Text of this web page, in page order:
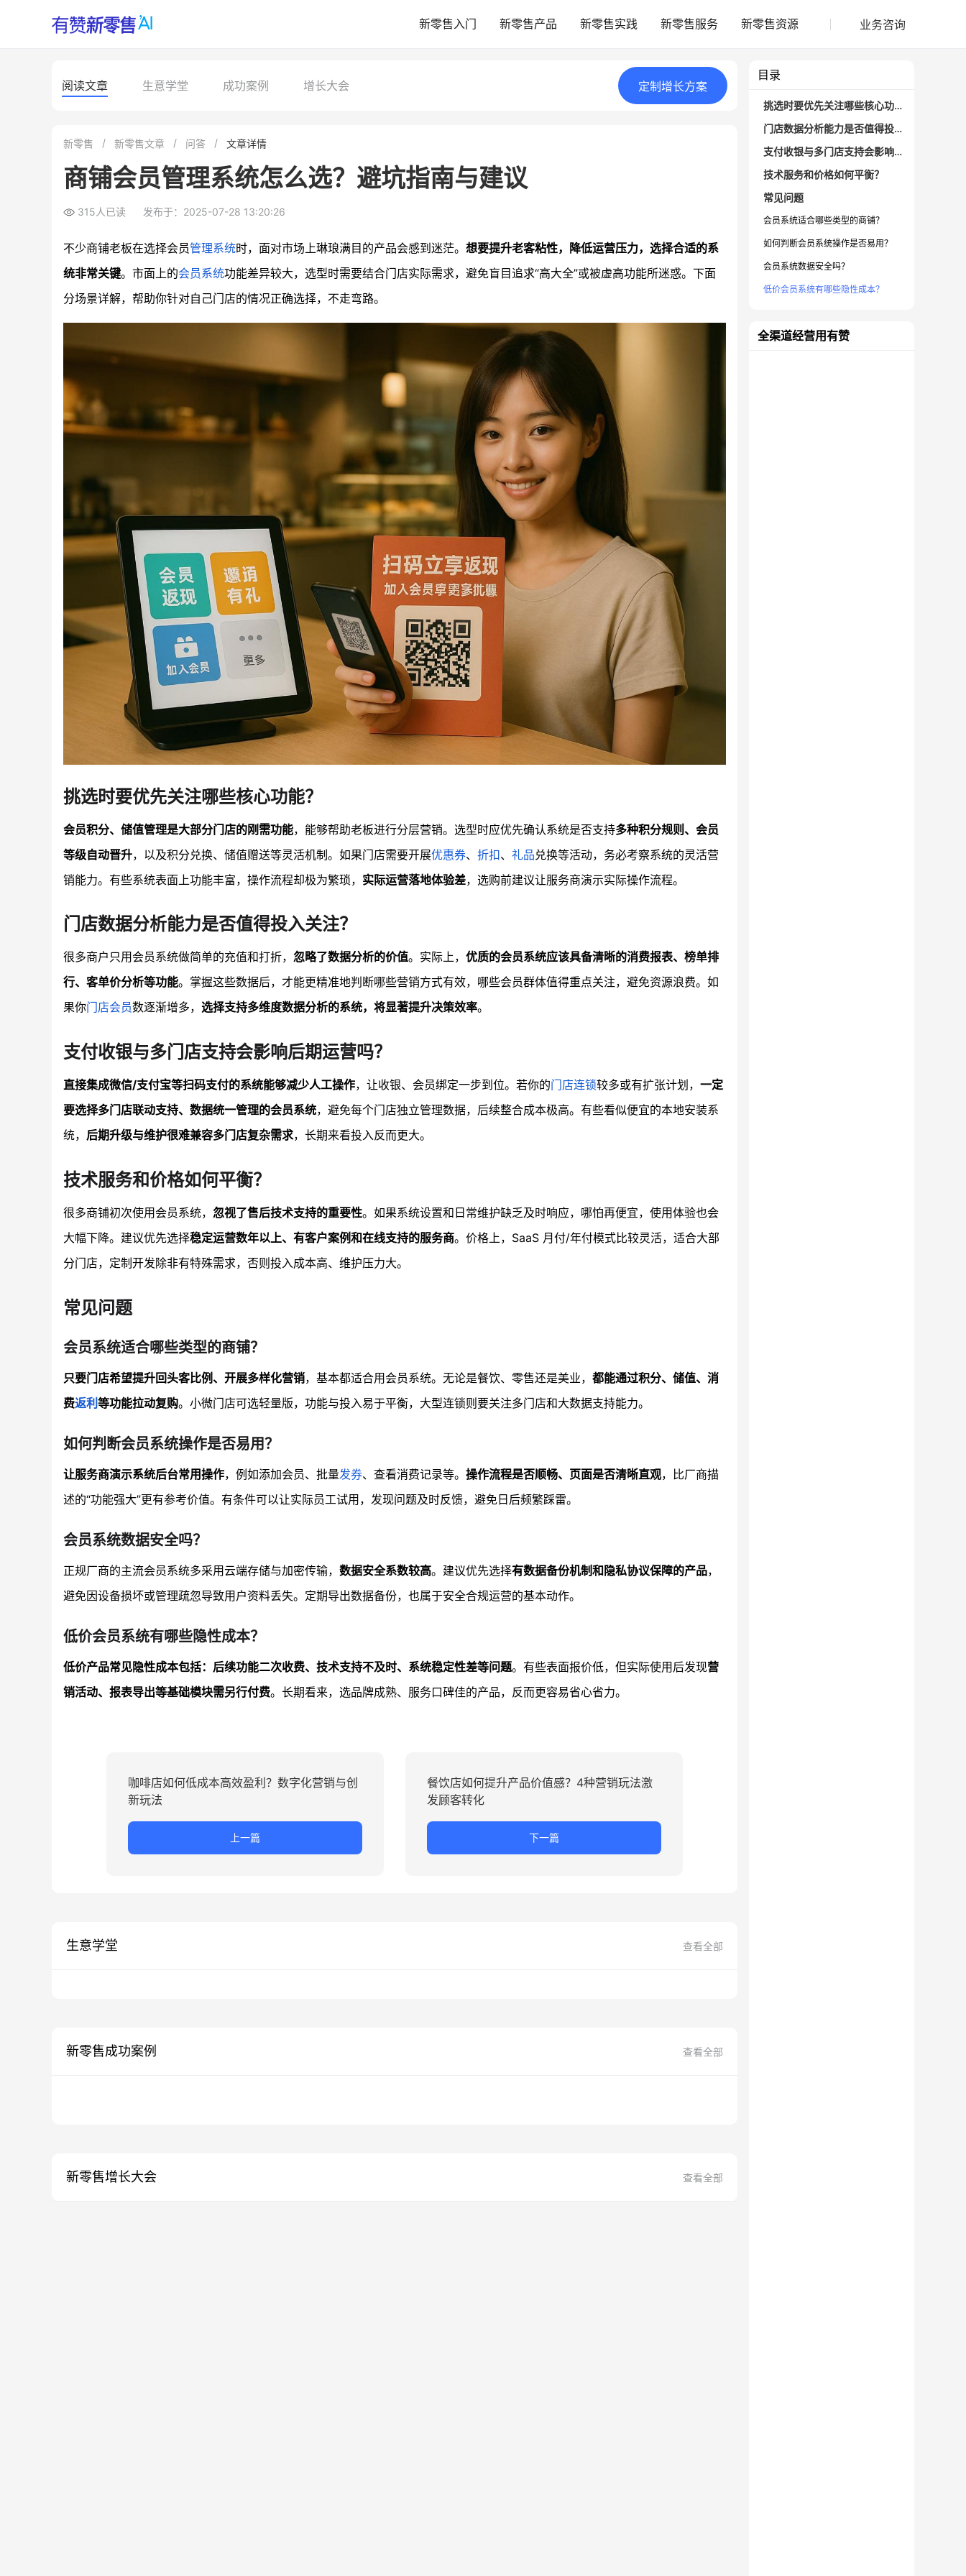
新零售入门 新零售产品 新零售实践 新零售服务 新零售资源 业务咨询
阅读文章 生意学堂 成功案例 增长大会 定制 增长方案
新零售 新零售文章 问答 文章详情
商铺会员管理系统怎么选？避坑指南与建议
315人已读 发布于：2025-07-28 13:20:26
不少商铺老板在选择会员管理系统时，面对市场上琳琅满目的产品会感到迷茫。 想要提升老客粘性，降低运营压力，选择合适的系
统非常关键。市面上的会员系统功能差异较大，选型时需要结合门店实际需求，避免盲目追求“高大全”或被虚高功能所迷惑。下面
分场景详解，帮助你针对自己门店的情况正确选择，不走弯路。
挑选时要优先关注哪些核心功能？
会员积分、储值管理是大部分门店的刚需功能，能够帮助老板进行分层营销。选型时应优先确认系统是否支持多种积分规则、会员
等级自动晋升，以及积分兑换、储值赠送等灵活机制。如果门店需要开展优惠券、 折扣、 礼品兑换等活动，务必考察系统的灵活营
销能力。有些系统表面上功能丰富，操作流程却极为繁琐， 实际运营落地体验差，选购前建议让服务商演示实际操作流程。
门店数据分析能力是否值得投入关注？
很多商户只用会员系统做简单的充值和打折， 忽略了数据分析的价值。实际上， 优质的会员系统应该具备清晰的消费报表、榜单排
行、客单价分析等功能。掌握这些数据后，才能更精准地判断哪些营销方式有效，哪些会员群体值得重点关注，避免资源浪费。如
果你门店会员数逐渐增多， 选择支持多维度数据分析的系统，将显著提升决策效率。
支付收银与多门店支持会影响后期运营吗？
直接集成微信/支付宝等扫码支付的系统能够减少人工操作，让收银、会员绑定一步到位。若你的门店连锁较多或有扩张计划， 一定
要选择多门店联动支持、数据统一管理的会员系统，避免每个门店独立管理数据，后续整合成本极高。有些看似便宜的本地安装系
统， 后期升级与维护很难兼容多门店复杂需求，长期来看投入反而更大。
技术服务和价格如何平衡？
很多商铺初次使用会员系统， 忽视了售后技术支持的重要性。如果系统设置和日常维护缺乏及时响应，哪怕再便宜，使用体验也会
大幅下降。建议优先选择稳定运营数年以上、有客户案例和在线支持的服务商。价格上，SaaS 月付/年付模式比较灵活，适合大部
分门店，定制开发除非有特殊需求，否则投入成本高、维护压力大。
常见问题
会员系统适合哪些类型的商铺？
只要门店希望提升回头客比例、开展多样化营销，基本都适合用会员系统。无论是餐饮、零售还是美业， 都能通过积分、储值、消
费返利 等功能拉动复购。小微门店可选轻量版，功能与投入易于平衡，大型连锁则要关注多门店和大数据支持能力。
如何判断会员系统操作是否易用？
让服务商演示系统后台常用操作，例如添加会员、批量发券、查看消费记录等。 操作流程是否顺畅、页面是否清晰直观，比厂商描
述的“功能强大”更有参考价值。有条件可以让实际员工试用，发现问题及时反馈，避免日后频繁踩雷。
会员系统数据安全吗？
正规厂商的主流会员系统多采用云端存储与加密传输， 数据安全系数较高。建议优先选择有数据备份机制和隐私协议保障的产品，
避免因设备损坏或管理疏忽导致用户资料丢失。定期导出数据备份，也属于安全合规运营的基本动作。
低价会员系统有哪些隐性成本？
低价产品常见隐性成本包括：后续功能二次收费、技术支持不及时、系统稳定性差等问题。有些表面报价低，但实际使用后发现营
销活动、报表导出等基础模块需另行付费。长期看来，选品牌成熟、服务口碑佳的产品，反而更容易省心省力。
咖啡店如何低成本高效盈利？数字化营销与创
新玩法
上一篇
餐饮店如何提升产品价值感？4种营销玩法激
发顾客转化
下一篇
生意学堂 查看全部
新零售成功案例 查看全部
新零售增长大会 查看全部
目录
挑选时要优先关注哪些核心功能？
门店数据分析能力是否值得投入关注？
支付收银与多门店支持会影响后期运营吗？
技术服务和价格如何平衡？
常见问题
会员系统适合哪些类型的商铺？
如何判断会员系统操作是否易用？
会员系统数据安全吗？
低价会员系统有哪些隐性成本？
全渠道经营用有赞